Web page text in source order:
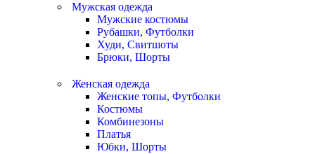
Мужская одежда
Мужские костюмы
Рубашки, Футболки
Худи, Свитшоты
Брюки, Шорты
Женская одежда
Женские топы, Футболки
Костюмы
Комбинезоны
Платья
Юбки, Шорты